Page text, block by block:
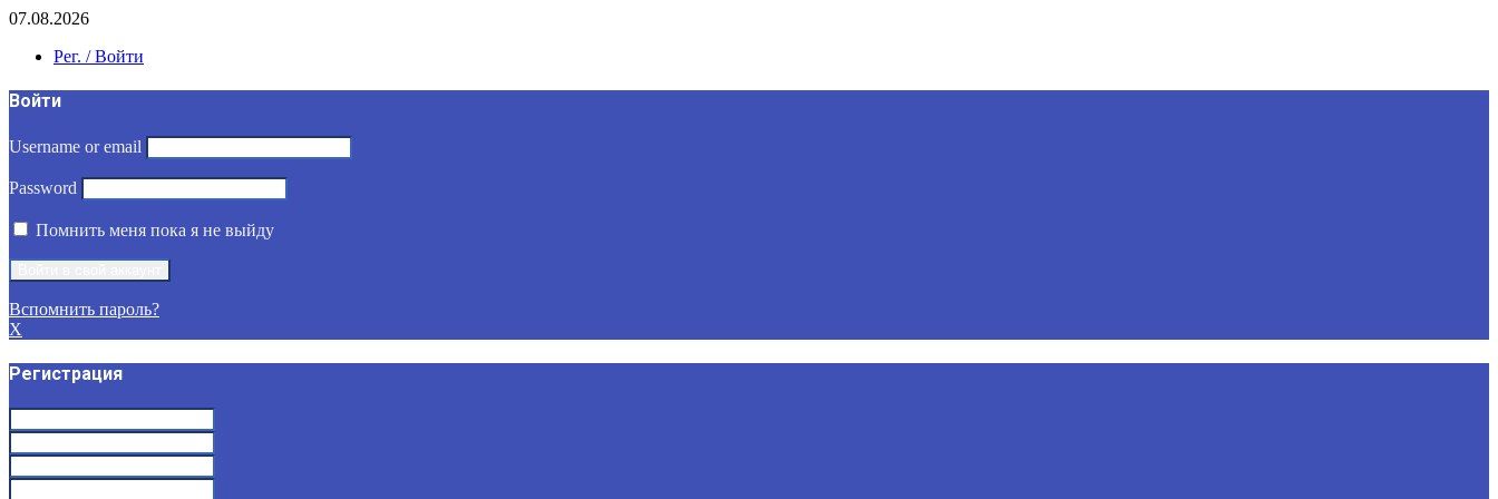
07.08.2026
Рег. / Войти
Войти
Username or email
Password
Помнить меня пока я не выйду
Вспомнить пароль?
X
Регистрация